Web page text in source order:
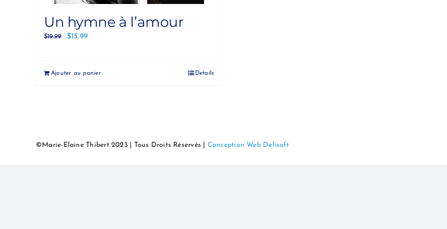
Un hymne à l’amour
$19.99 $15.99
Ajouter au panier Details
©Marie-Elaine Thibert 2023 | Tous Droits Réservés | Conception Web Delisoft